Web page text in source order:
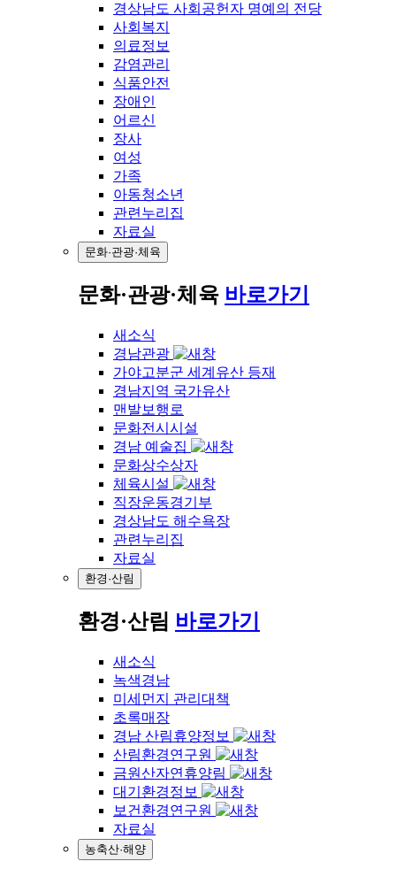
경상남도 사회공헌자 명예의 전당
사회복지
의료정보
감염관리
식품안전
장애인
어르신
장사
여성
가족
아동청소년
관련누리집
자료실
문화·관광·체육
문화·관광·체육 바로가기
새소식
경남관광
가야고분군 세계유산 등재
경남지역 국가유산
맨발보행로
문화전시시설
경남 예술집
문화상수상자
체육시설
직장운동경기부
경상남도 해수욕장
관련누리집
자료실
환경·산림
환경·산림 바로가기
새소식
녹색경남
미세먼지 관리대책
초록매장
경남 산림휴양정보
산림환경연구원
금원산자연휴양림
대기환경정보
보건환경연구원
자료실
농축산·해양